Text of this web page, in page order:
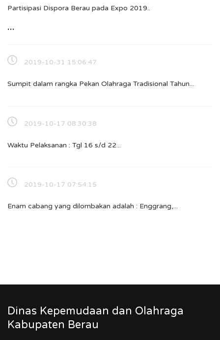
Partisipasi Dispora Berau pada Expo 2019..
...
2019-10-31 15:06:47
Sumpit dalam rangka Pekan Olahraga Tradisional Tahun...
2019-10-17 08:30:38
Waktu Pelaksanan : Tgl 16 s/d 22...
2019-10-17 07:54:15
Enam cabang yang dilombakan adalah : Enggrang,...
Dinas Kepemudaan dan Olahraga
Kabupaten Berau